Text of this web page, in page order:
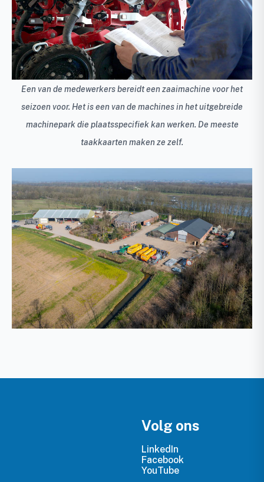
Een van de medewerkers bereidt een zaaimachine voor het
seizoen voor. Het is een van de machines in het uitgebreide
machinepark die plaatsspecifiek kan werken. De meeste
taakkaarten maken ze zelf.
Volg ons
LinkedIn
Facebook
YouTube